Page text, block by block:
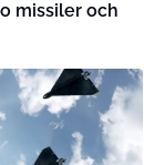
missiler och